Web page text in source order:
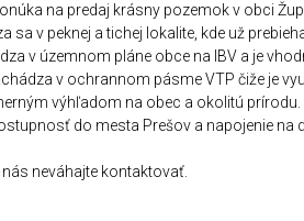
na predaj krásny pozemok v obci
v peknej a tichej lokalite, kde už
v územnom pláne obce na IBV a je
v ochrannom pásme VTP čiže je
výhľadom na obec a okolitú
do mesta Prešov a napojenie na
neváhajte kontaktovať.